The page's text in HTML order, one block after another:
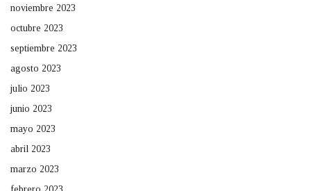
noviembre 2023
octubre 2023
septiembre 2023
agosto 2023
julio 2023
junio 2023
mayo 2023
abril 2023
marzo 2023